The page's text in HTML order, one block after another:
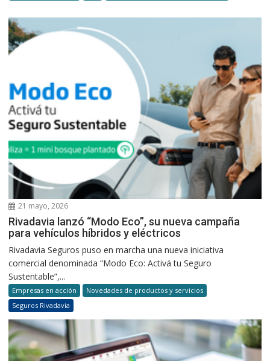
21 mayo, 2026
Rivadavia lanzó “Modo Eco”, su nueva campaña
para vehículos híbridos y eléctricos
Rivadavia Seguros puso en marcha una nueva iniciativa
comercial denominada “Modo Eco: Activá tu Seguro
Sustentable”,...
Empresas en acción
Novedades de productos y servicios
Seguros Rivadavia